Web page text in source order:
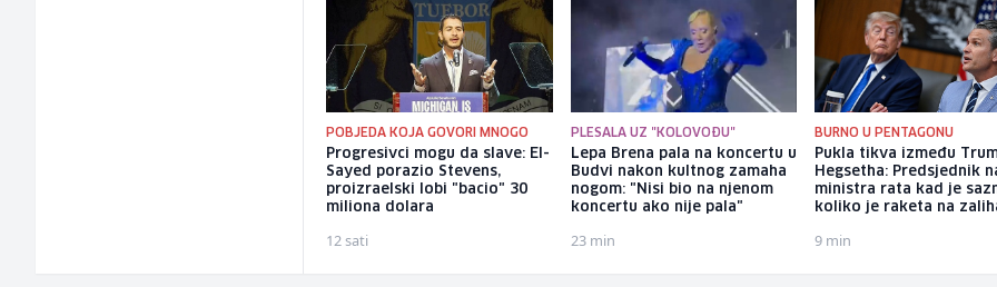
POBJEDA KOJA GOVORI MNOGO
Progresivci mogu da slave: El-
Sayed porazio Stevens,
proizraelski lobi "bacio" 30
miliona dolara
12 sati
PLESALA UZ "KOLOVOĐU"
Lepa Brena pala na koncertu u
Budvi nakon kultnog zamaha
nogom: "Nisi bio na njenom
koncertu ako nije pala"
23 min
BURNO U PENTAGONU
Pukla tikva između
Hegsetha: Predsjednik
ministra rata kad je
koliko je raketa na
9 min